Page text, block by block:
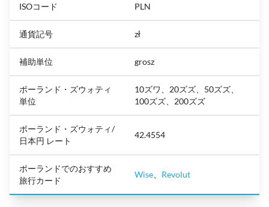
ISOコード PLN
通貨記号 zł
補助単位 grosz
ポーランド・ズウォティ
単位
10ズワ、20ズズ、50ズズ、
100ズズ、200ズズ
ポーランド・ズウォティ/
日本円 レート
42.4554
ポーランドでのおすすめ
旅行カード
Wise Revolut